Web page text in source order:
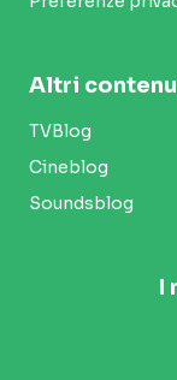
Altri
TVBlog
Cineblog
Soundsblog
I